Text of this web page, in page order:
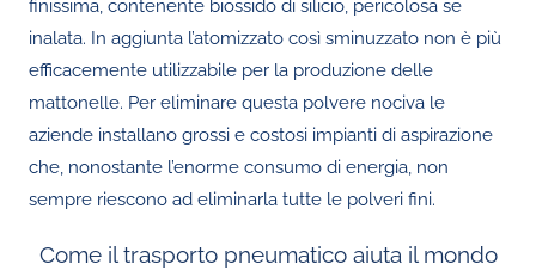
finissima, contenente biossido di silicio, pericolosa se
inalata. In aggiunta l’atomizzato così sminuzzato non è più
efficacemente utilizzabile per la produzione delle
mattonelle. Per eliminare questa polvere nociva le
aziende installano grossi e costosi impianti di aspirazione
che, nonostante l’enorme consumo di energia, non
sempre riescono ad eliminarla tutte le polveri fini.
Come il trasporto pneumatico aiuta il mondo